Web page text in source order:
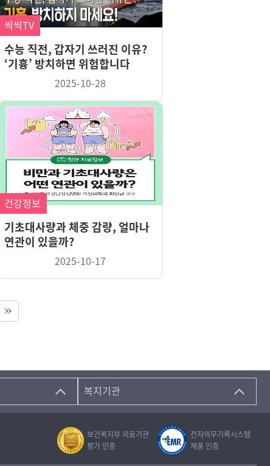
씩씩TV
수능 직전, 갑자기 쓰러진 이유?
‘기흉’ 방치하면 위험합니다
2025-10-28
건강정보
기초대사량과 체중 감량, 얼마나
연관이 있을까?
2025-10-17
복지기관
보건복지부 의료기관
평가 인증
전자의무기록시스템
제품 인증